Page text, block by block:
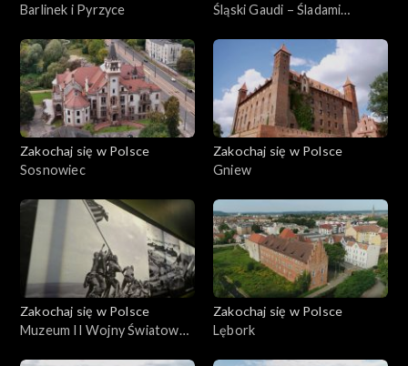
Barlinek i Pyrzyce
Śląski Gaudi – Śladami
Zakochaj się w Polsce
Sosnowiec
Zakochaj się w Polsce
Gniew
Zakochaj się w Polsce
Muzeum II Wojny Światowej
Zakochaj się w Polsce
Lębork